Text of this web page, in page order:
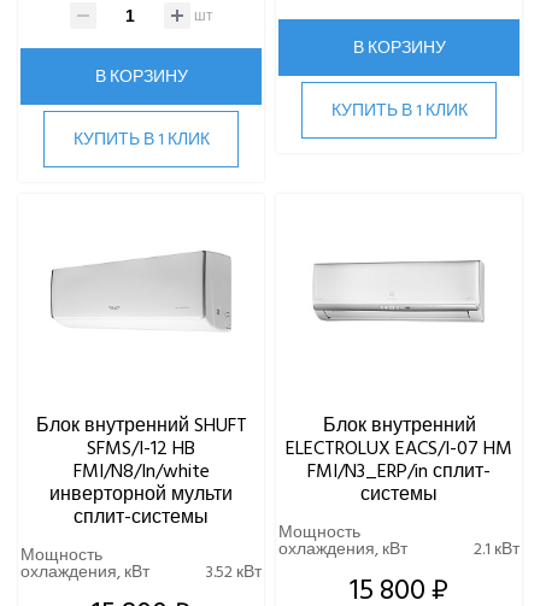
шт
В КОРЗИНУ
КУПИТЬ В 1 КЛИК
В КОРЗИНУ
КУПИТЬ В 1 КЛИК
Блок внутренний SHUFT
SFMS/I-12 HB
FMI/N8/In/white
инверторной мульти
сплит-системы
Мощность
охлаждения, кВт 3.52 кВт
Блок внутренний
ELECTROLUX EACS/I-07 HM
FMI/N3_ERP/in сплит-
системы
Мощность
охлаждения, кВт 2.1 кВт
15 800 ₽